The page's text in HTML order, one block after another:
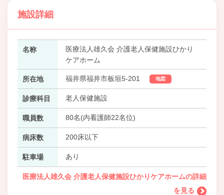
施設詳細
名称
医療法人雄久会 介護老人保健施設ひかり
ケアホーム
所在地 福井県福井市板垣5-201 地図
診療科目 老人保健施設
職員数 80名(内看護師22名位)
病床数 200床以下
駐車場 あり
医療法人雄久会 介護老人保健施設ひかりケアホームの詳細
を見る